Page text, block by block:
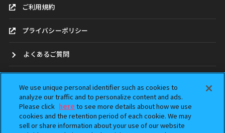
ご利用規約
プライバシーポリシー
よくあるご質問
ガシャポンどこ？
アンケート
We use unique personal identifier such as cookies to
analyze our traffic and to personalize content and ads.
Please click here to see more details about how we use
cookies and the retention period of each cookie. We may
sell or share information about your use of our website